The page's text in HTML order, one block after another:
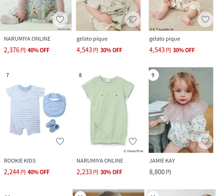
NARUMIYA ONLINE
2,376円 40%OFF
gelato pique
4,543円 30%OFF
gelato pique
4,543円 30%OFF
7
ROOKIE KIDS
2,244円 40%OFF
8
NARUMIYA ONLINE
2,233円 30%OFF
9
JAMIE KAY
8,800円